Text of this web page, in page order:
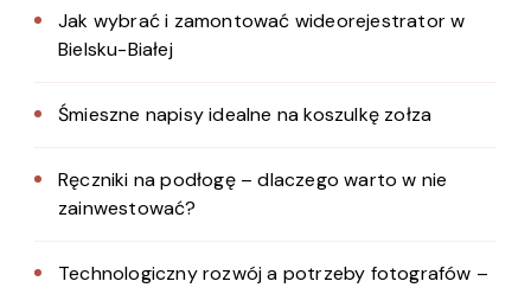
Jak wybrać i zamontować wideorejestrator w
Bielsku-Białej
Śmieszne napisy idealne na koszulkę zołza
Ręczniki na podłogę – dlaczego warto w nie
zainwestować?
Technologiczny rozwój a potrzeby fotografów –